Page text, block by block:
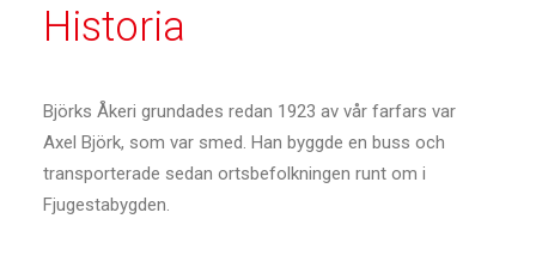
Historia
Björks Åkeri grundades redan 1923 av vår farfars var
Axel Björk, som var smed. Han byggde en buss och
transporterade sedan ortsbefolkningen runt om i
Fjugestabygden.